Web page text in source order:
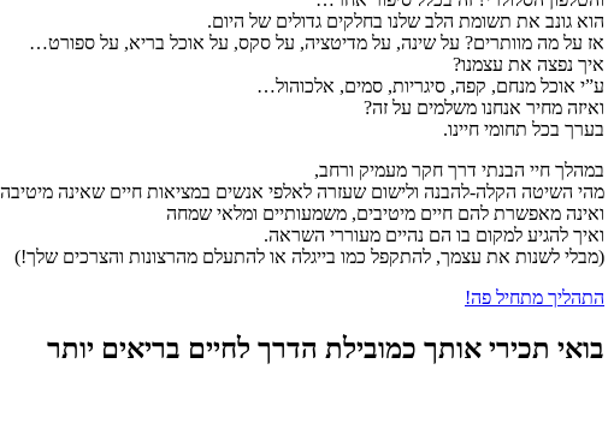
הוא גונב את תשומת הלב שלנו בחלקים גדולים של היום.
אז על מה מוותרים? על שינה, על מדיטציה, על סקס, על אוכל בריא, על ספורט…
איך נפצה את עצמנו?
ע”י אוכל מנחם, קפה, סיגריות, סמים, אלכוהול…
ואיזה מחיר אנחנו משלמים על זה?
בערך בכל תחומי חיינו.
במהלך חיי הבנתי דרך חקר מעמיק ורחב,
מהי השיטה הקלה-להבנה ולישום שעזרה לאלפי אנשים במציאות חיים שאינה
ואינה מאפשרת להם חיים מיטיבים, משמעותיים ומלאי שמחה
ואיך להגיע למקום בו הם נהיים מעוררי השראה.
(מבלי לשנות את עצמך, להתקפל כמו בייגלה או להתעלם מהרצונות והצרכים שלך!)
התהליך מתחיל פה!
בואי תכירי אותך כמובילת הדרך לחיים בריאים יותר